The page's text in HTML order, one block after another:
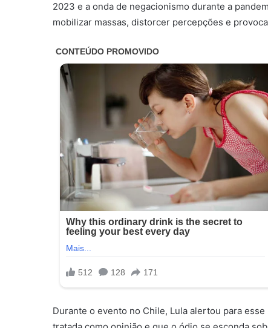
2023 e a onda de negacionismo durante a
mobilizar massas, distorcer percepções e
Durante o evento no Chile, Lula alertou para